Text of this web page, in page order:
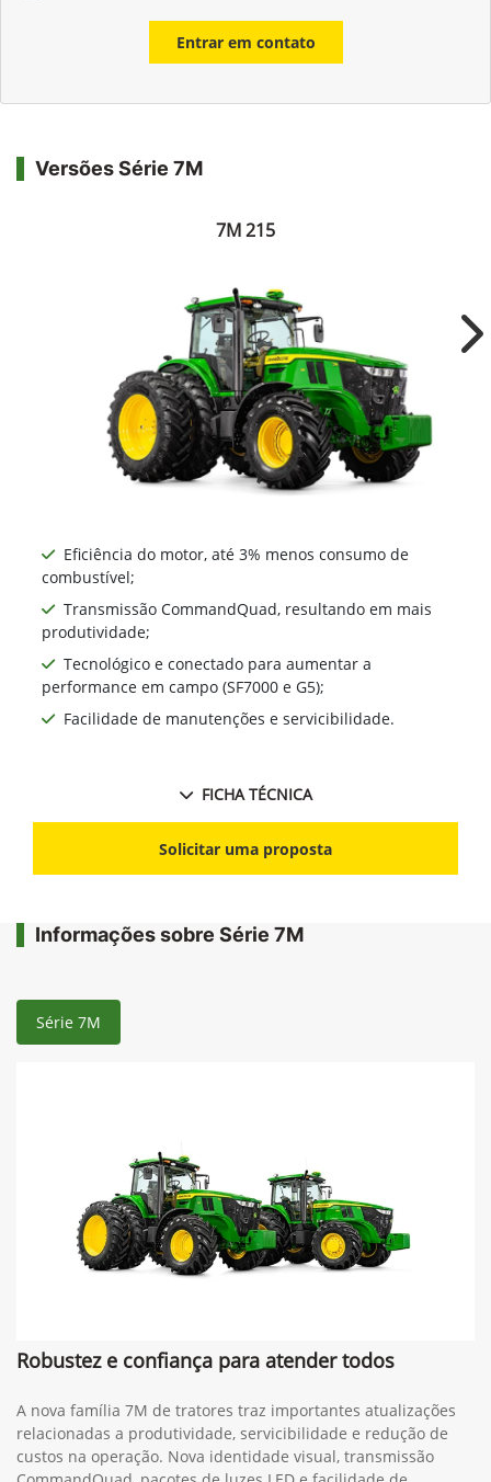
Entrar em contato
Versões Série 7M
7M 215
Eficiência do motor, até 3% menos consumo de
combustível;
Transmissão CommandQuad, resultando em mais
produtividade;
Tecnológico e conectado para aumentar a
performance em campo (SF7000 e G5);
Facilidade de manutenções e servicibilidade.
FICHA TÉCNICA
Solicitar uma proposta
Informações sobre Série 7M
Série 7M
Robustez e confiança para atender todos
A nova família 7M de tratores traz importantes atualizações
relacionadas a produtividade, servicibilidade e redução de
custos na operação. Nova identidade visual, transmissão